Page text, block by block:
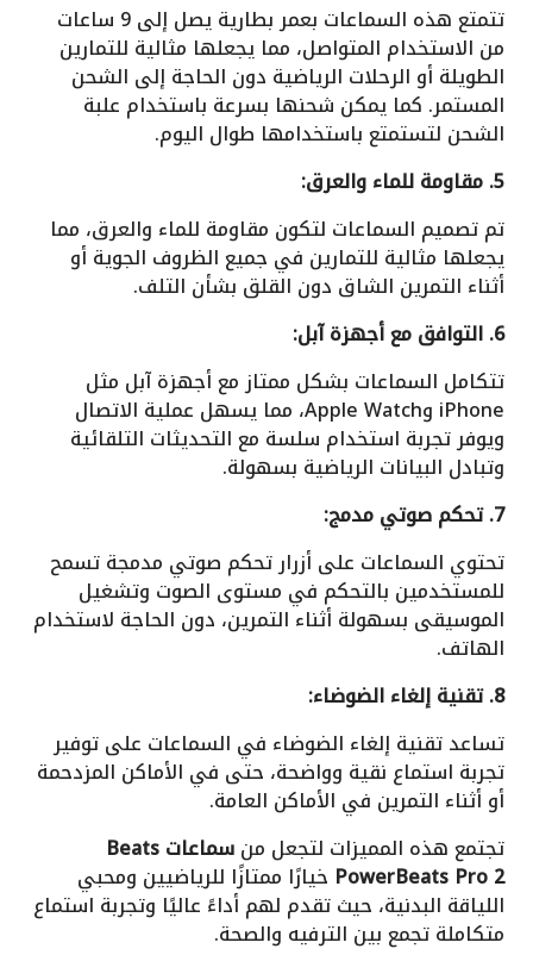
تتمتع هذه السماعات بعمر بطارية يصل إلى 9 ساعات
من الاستخدام المتواصل، مما يجعلها مثالية للتمارين
الطويلة أو الرحلات الرياضية دون الحاجة إلى الشحن
المستمر. كما يمكن شحنها بسرعة باستخدام علبة
الشحن لتستمتع باستخدامها طوال اليوم.
5. مقاومة للماء والعرق:
تم تصميم السماعات لتكون مقاومة للماء والعرق، مما
يجعلها مثالية للتمارين في جميع الظروف الجوية أو
أثناء التمرين الشاق دون القلق بشأن التلف.
6. التوافق مع أجهزة آبل:
تتكامل السماعات بشكل ممتاز مع أجهزة آبل مثل
iPhone وApple Watch، مما يسهل عملية الاتصال
ويوفر تجربة استخدام سلسة مع التحديثات التلقائية
وتبادل البيانات الرياضية بسهولة.
7. تحكم صوتي مدمج:
تحتوي السماعات على أزرار تحكم صوتي مدمجة تسمح
للمستخدمين بالتحكم في مستوى الصوت وتشغيل
الموسيقى بسهولة أثناء التمرين، دون الحاجة لاستخدام
الهاتف.
8. تقنية إلغاء الضوضاء:
تساعد تقنية إلغاء الضوضاء في السماعات على توفير
تجربة استماع نقية وواضحة، حتى في الأماكن المزدحمة
أو أثناء التمرين في الأماكن العامة.
تجتمع هذه المميزات لتجعل من
سماعات Beats
PowerBeats Pro 2 خيارًا ممتازًا للرياضيين ومحبي
اللياقة البدنية، حيث تقدم لهم أداءً عاليًا وتجربة استماع
متكاملة تجمع بين الترفيه والصحة.